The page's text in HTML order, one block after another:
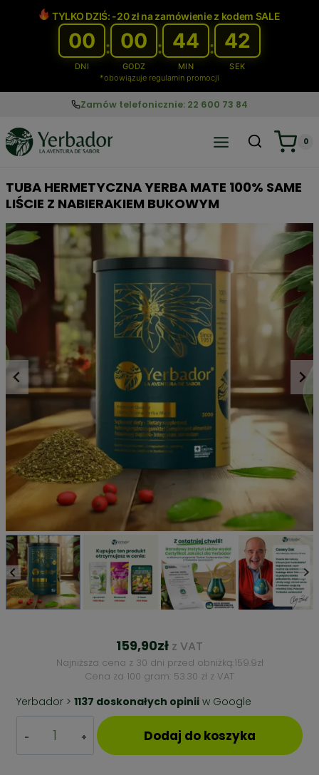
TYLKO DZIŚ: -20 zł na zamówienie z kodem SALE
00
DNI
: 00
GODZ
: 44
MIN
: 41
SEK
*obowiązuje regulamin promocji
Zamów telefonicznie: 22 600 73 84
0
TUBA HERMETYCZNA YERBA MATE 100% SAME
LIŚCIE Z NABIERAKIEM BUKOWYM
159,90zł z VAT
Najniższa cena z 30 dni przed obniżką: 159.9zł
Cena za 100 gram: 53.30 zł z VAT
Yerbador > 1137 doskonałych opinii w Google
TUBA
HERMETYCZNA
Dodaj do koszyka